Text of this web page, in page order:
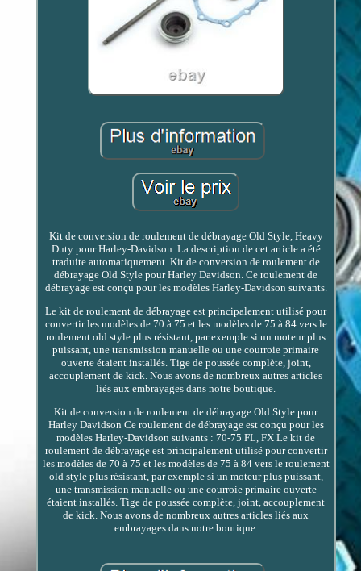
Kit de conversion de roulement de débrayage Old Style, Heavy
Duty pour Harley-Davidson. La description de cet article a été
traduite automatiquement. Kit de conversion de roulement de
débrayage Old Style pour Harley Davidson. Ce roulement de
débrayage est conçu pour les modèles Harley-Davidson suivants.
Le kit de roulement de débrayage est principalement utilisé pour
convertir les modèles de 70 à 75 et les modèles de 75 à 84 vers le
roulement old style plus résistant, par exemple si un moteur plus
puissant, une transmission manuelle ou une courroie primaire
ouverte étaient installés. Tige de poussée complète, joint,
accouplement de kick. Nous avons de nombreux autres articles
liés aux embrayages dans notre boutique.
Kit de conversion de roulement de débrayage Old Style pour
Harley Davidson Ce roulement de débrayage est conçu pour les
modèles Harley-Davidson suivants : 70-75 FL, FX Le kit de
roulement de débrayage est principalement utilisé pour convertir
les modèles de 70 à 75 et les modèles de 75 à 84 vers le roulement
old style plus résistant, par exemple si un moteur plus puissant,
une transmission manuelle ou une courroie primaire ouverte
étaient installés. Tige de poussée complète, joint, accouplement
de kick. Nous avons de nombreux autres articles liés aux
embrayages dans notre boutique.